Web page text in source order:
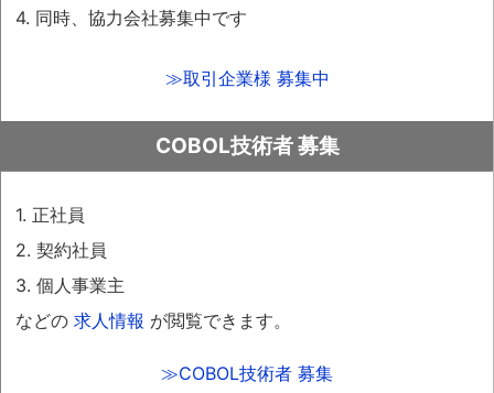
4. 同時、協力会社募集中です
≫取引企業様 募集中
COBOL技術者 募集
1. 正社員
2. 契約社員
3. 個人事業主
などの 求人情報 が閲覧できます。
≫COBOL技術者 募集